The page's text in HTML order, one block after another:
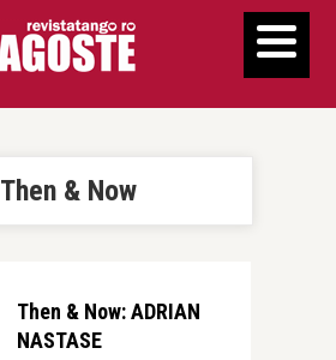
Then & Now
Then & Now: ADRIAN
NASTASE